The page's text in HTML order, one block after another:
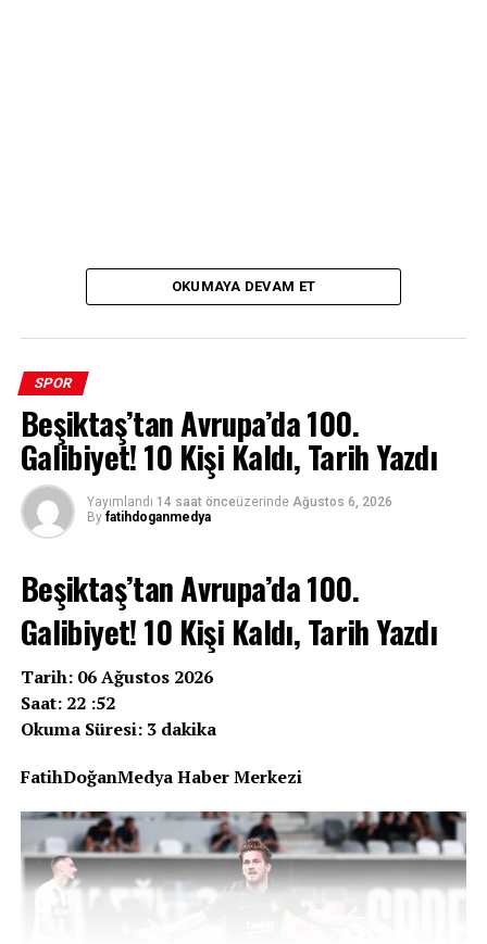
OKUMAYA DEVAM ET
SPOR
Beşiktaş’tan Avrupa’da 100.
Galibiyet! 10 Kişi Kaldı, Tarih Yazdı
Yayımlandı 14 saat önceüzerinde Ağustos 6, 2026
By fatihdoganmedya
Beşiktaş’tan Avrupa’da 100.
Galibiyet! 10 Kişi Kaldı, Tarih Yazdı
Tarih: 06 Ağustos 2026
Saat: 22 :52
Okuma Süresi: 3 dakika
FatihDoğanMedya Haber Merkezi